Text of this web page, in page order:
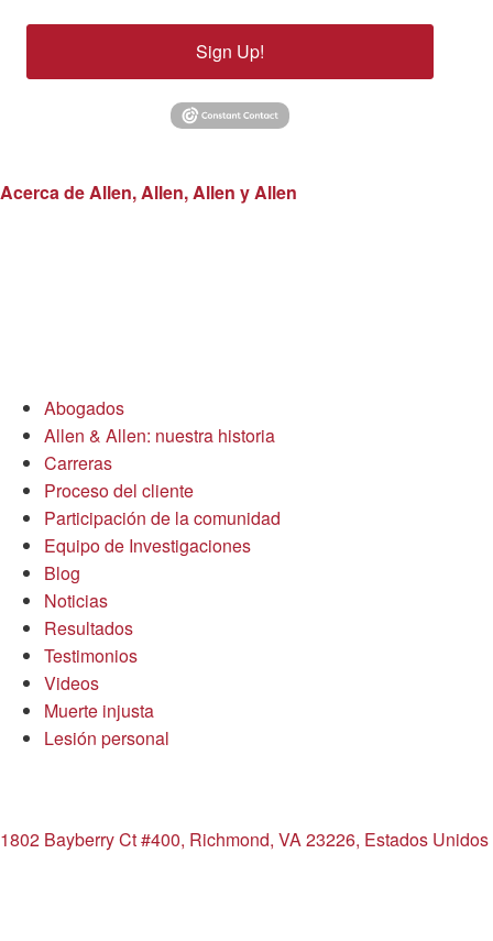
Sign Up!
Acerca de Allen, Allen, Allen y Allen
Abogados
Allen & Allen: nuestra historia
Carreras
Proceso del cliente
Participación de la comunidad
Equipo de Investigaciones
Blog
Noticias
Resultados
Testimonios
Videos
Muerte injusta
Lesión personal
1802 Bayberry Ct #400, Richmond, VA 23226, Estados Unidos